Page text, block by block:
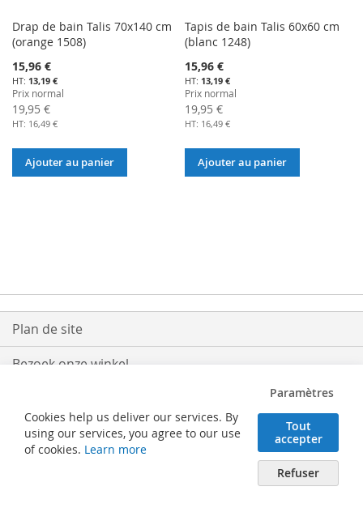
Drap de bain Talis 70x140 cm
(orange 1508)
Prix
Spécial
15,96 €
13,19 €
Prix normal
19,95 €
16,49 €
Ajouter au panier
Tapis de bain Talis 60x60 cm
(blanc 1248)
Prix
Spécial
15,96 €
13,19 €
Prix normal
19,95 €
16,49 €
Ajouter au panier
Plan de site
Bezoek onze winkel
Retouren
Cookies help us deliver our services. By
using our services, you agree to our use
of cookies. Learn more
Paramètres
Tout
accepter
Refuser